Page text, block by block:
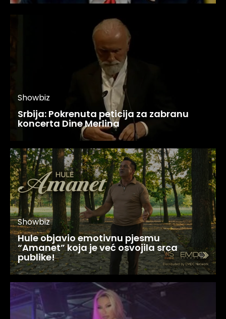
Showbiz
Srbija: Pokrenuta peticija za zabranu
koncerta Dine Merlina
Showbiz
Hule objavio emotivnu pjesmu
“Amanet” koja je već osvojila srca
publike!